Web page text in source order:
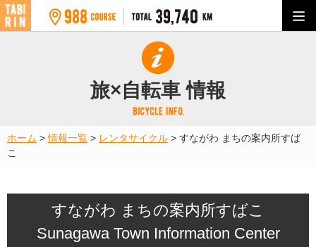
旅×自転車 情報
ホーム >情報一覧 > レンタサイクル > すながわ まちの案内所すば
こ
すながわ まちの案内所すばこ
Sunagawa Town Information Center